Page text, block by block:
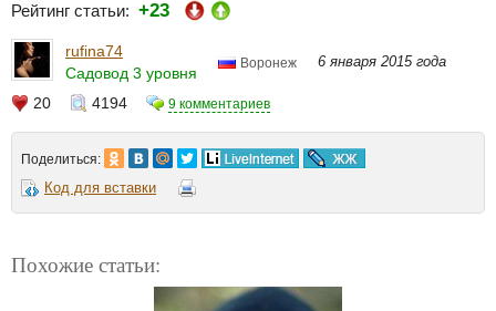
Рейтинг статьи: +23
rufina74
Садовод 3 уровня
Воронеж 6 января 2015 года
20 4194 9 комментариев
Поделиться:
Код для вставки
Похожие статьи: